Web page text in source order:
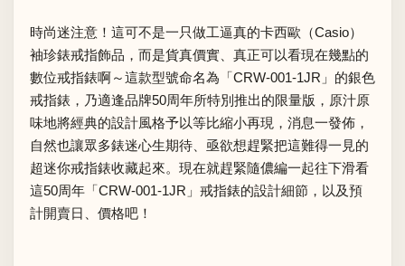
時尚迷注意！這可不是一只做工逼真的卡西歐（Casio）
袖珍錶戒指飾品，而是貨真價實、真正可以看現在幾點的
數位戒指錶啊～這款型號命名為「CRW-001-1JR」的銀色
戒指錶，乃適逢品牌50周年所特別推出的限量版，原汁原
味地將經典的設計風格予以等比縮小再現，消息一發佈，
自然也讓眾多錶迷心生期待、亟欲想趕緊把這難得一見的
超迷你戒指錶收藏起來。現在就趕緊隨儂編一起往下滑看
這50周年「CRW-001-1JR」戒指錶的設計細節，以及預
計開賣日、價格吧！